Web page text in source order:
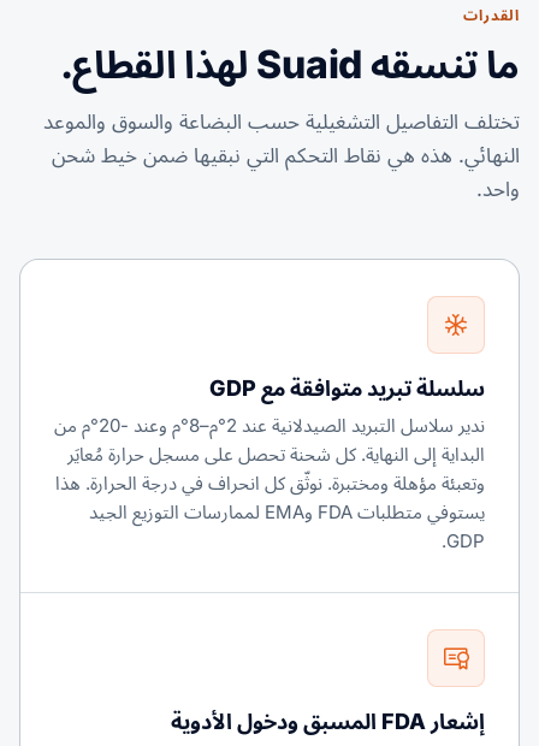
القدرات
ما تنسقه Suaid لهذا القطاع.
تختلف التفاصيل التشغيلية حسب البضاعة والسوق والموعد
النهائي. هذه هي نقاط التحكم التي نبقيها ضمن خيط شحن
واحد.
سلسلة تبريد متوافقة مع GDP
ندير سلاسل التبريد الصيدلانية عند 2°م–8°م وعند -20°م من
البداية إلى النهاية. كل شحنة تحصل على مسجل حرارة مُعايَر
وتعبئة مؤهلة ومختبرة. نوثّق كل انحراف في درجة الحرارة. هذا
يستوفي متطلبات FDA وEMA لممارسات التوزيع الجيد
GDP.
إشعار FDA المسبق ودخول الأدوية